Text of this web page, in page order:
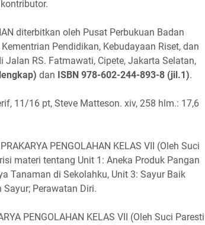
diterbitkan oleh Pusat Perbukuan Badan
Pendidikan, Kebudayaan Riset, dan
RS. Fatmawati, Cipete, Jakarta Selatan,
dan ISBN 978-602-244-893-8 (jil.1).
11/16 pt, Steve Matteson. xiv, 258 hlm.: 17,6
PENGOLAHAN KELAS VII (Oleh Suci
materi tentang Unit 1: Aneka Produk Pangan
Tanaman di Sekolahku, Unit 3: Sayur Baik
Perawatan Diri.
PENGOLAHAN KELAS VII (Oleh Suci Paresti